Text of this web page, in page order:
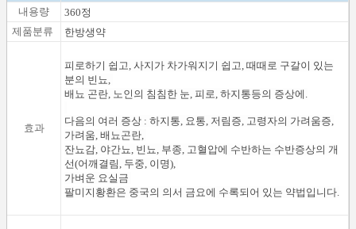
내용량
360정
제품분류
한방생약
효과
피로하기 쉽고, 사지가 차가워지기 쉽고, 때때로 구갈이 있는
분의 빈뇨,
배뇨 곤란, 노인의 침침한 눈, 피로, 하지통등의 증상에.
다음의 여러 증상 : 하지통, 요통, 저림증, 고령자의 가려움증,
가려움, 배뇨곤란,
잔뇨감, 야간뇨, 빈뇨, 부종, 고혈압에 수반하는 수반증상의 개
선(어깨결림, 두중, 이명),
가벼운 요실금
팔미지황환은 중국의 의서 금요에 수록되어 있는 약법입니다.